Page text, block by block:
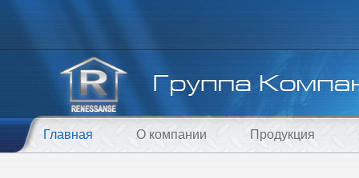
Главная О компании Продукция